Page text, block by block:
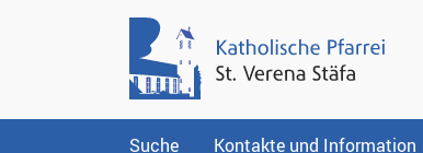
Suche Kontakte und Information